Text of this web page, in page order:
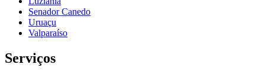
Senador Canedo
Uruaçu
Valparaíso
Serviços